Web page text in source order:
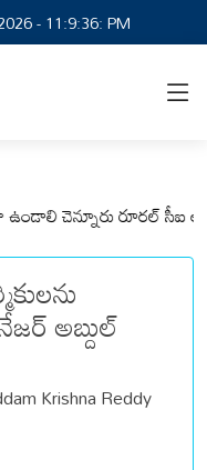
- 11:9:36: PM
చెన్నూరు రూరల్ సీఐ ఆర్.
అబ్దుల్
Krishna Reddy